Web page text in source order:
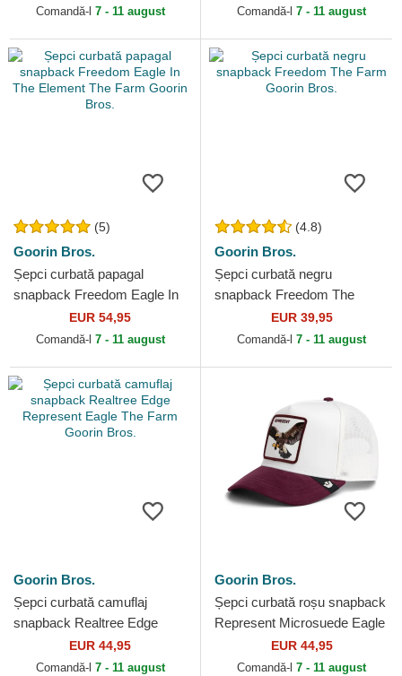
Comandă-l 7 - 11 august Comandă-l 7 - 11 august
(5)
Goorin Bros.
Șepci curbată papagal
snapback Freedom Eagle In
The Element The Farm
Goorin Bros.
EUR 54,95
Comandă-l 7 - 11 august
(4.8)
Goorin Bros.
Șepci curbată negru
snapback Freedom The
Farm Goorin Bros.
EUR 39,95
Comandă-l 7 - 11 august
Goorin Bros.
Șepci curbată camuflaj
snapback Realtree Edge
Represent Eagle The Farm
Goorin Bros.
EUR 44,95
Comandă-l 7 - 11 august
Goorin Bros.
Șepci curbată roșu snapback
Represent Microsuede Eagle
The Farm Goorin Bros.
EUR 44,95
Comandă-l 7 - 11 august